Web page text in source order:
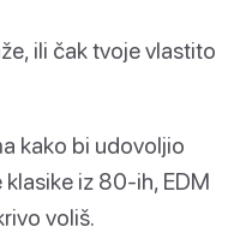
ili čak tvoje vlastito
kako bi udovoljio
iz 80-ih, EDM
voliš.